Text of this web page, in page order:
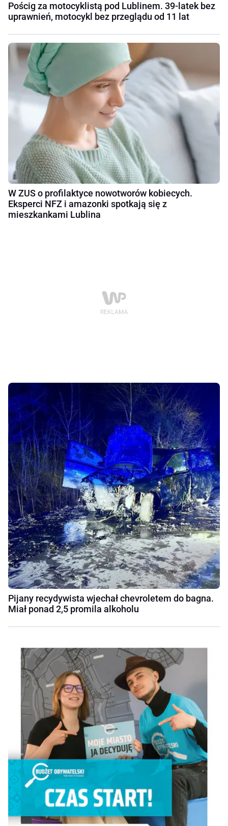
Pościg za motocyklistą pod Lublinem. 39-latek bez
uprawnień, motocykl bez przeglądu od 11 lat
W ZUS o profilaktyce nowotworów kobiecych.
Eksperci NFZ i amazonki spotkają się z
mieszkankami Lublina
Pijany recydywista wjechał chevroletem do bagna.
Miał ponad 2,5 promila alkoholu